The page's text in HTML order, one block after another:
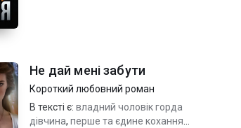
Не дай мені забути
Короткий любовний роман
В тексті є:владний чоловік горда
дівчина,перше та єдине кохання